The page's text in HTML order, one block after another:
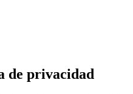
de privacidad